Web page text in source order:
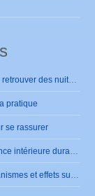
pratique
se rassurer